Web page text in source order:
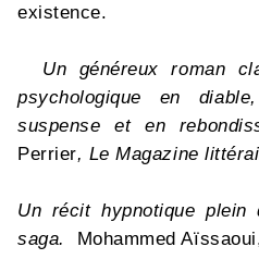
existence.
Un généreux roman
psychologique en
suspense et en
Perrier, Le Magazine
Un récit hypnotique plein
saga.
Mohammed